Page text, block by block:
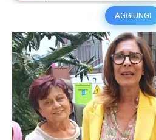
AGGIUNGI